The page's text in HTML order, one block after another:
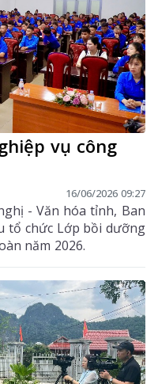
vụ công
16/06/2026 09:27
- Văn hóa tỉnh, Ban
tổ chức Lớp bồi dưỡng
năm 2026.